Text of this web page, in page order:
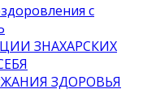
с
ЗНАХАРСКИХ
ЗДОРОВЬЯ